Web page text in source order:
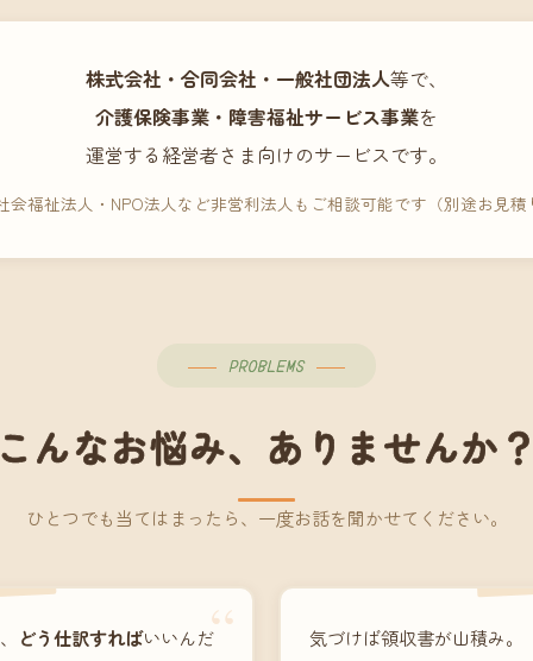
株式会社・合同会社・一般社団法人等で、
介護保険事業・障害福祉サービス事業を
運営する経営者さま向けのサービスです。
福祉法人・NPO法人など非営利法人もご相談可能です（別途お見積
PROBLEMS
んなお悩み、ありませんか
ひとつでも当てはまったら、一度お話を聞かせてください。
“
どう仕訳すればいいんだ
気づけば領収書が山積み。